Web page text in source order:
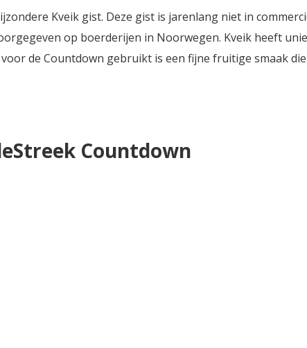
Kveik gist. Deze gist is jarenlang niet in
op boerderijen in Noorwegen. Kveik heeft
de Countdown gebruikt is een fijne fruitige smaak
Countdown